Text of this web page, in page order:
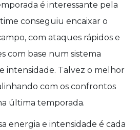
é interessante pela
conseguiu encaixar o
com ataques rápidos e
com base num sistema
intensidade. Talvez o melhor
com os confrontos
última temporada.
energia e intensidade é cada